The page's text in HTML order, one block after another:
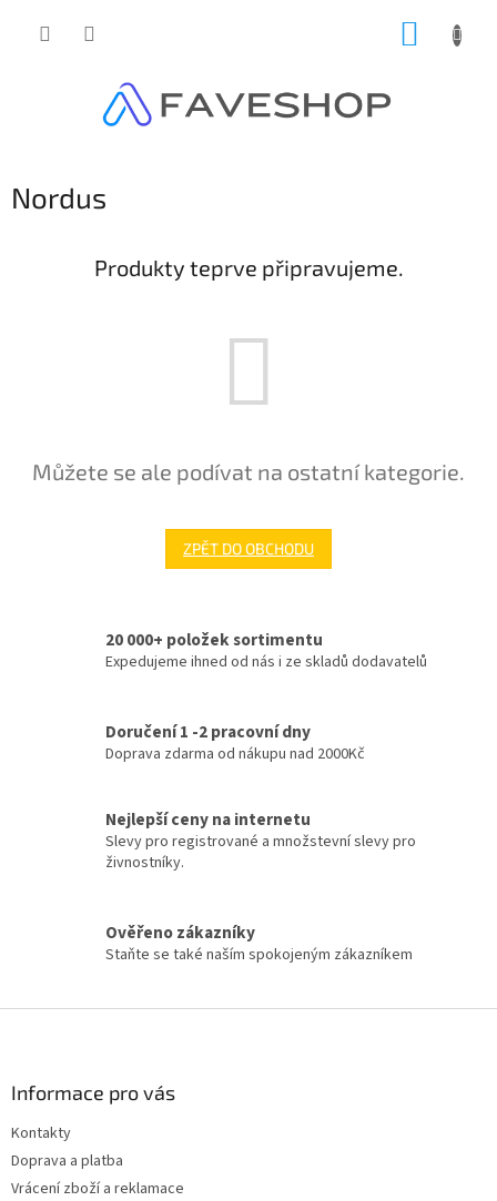
Nordus
Produkty teprve připravujeme.
Můžete se ale podívat na ostatní kategorie.
ZPĚT DO OBCHODU
20 000+ položek sortimentu
Expedujeme ihned od nás i ze skladů dodavatelů
Doručení 1 -2 pracovní dny
Doprava zdarma od nákupu nad 2000Kč
Nejlepší ceny na internetu
Slevy pro registrované a množstevní slevy pro
živnostníky.
Ověřeno zákazníky
Staňte se také naším spokojeným zákazníkem
Informace pro vás
Kontakty
Doprava a platba
Vrácení zboží a reklamace